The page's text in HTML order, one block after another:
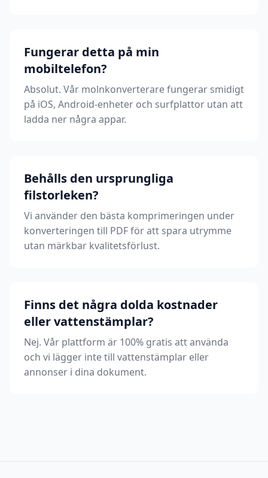
Fungerar detta på min
mobiltelefon?
Absolut. Vår molnkonverterare fungerar smidigt
på iOS, Android-enheter och surfplattor utan att
ladda ner några appar.
Behålls den ursprungliga
filstorleken?
Vi använder den bästa komprimeringen under
konverteringen till PDF för att spara utrymme
utan märkbar kvalitetsförlust.
Finns det några dolda kostnader
eller vattenstämplar?
Nej. Vår plattform är 100% gratis att använda
och vi lägger inte till vattenstämplar eller
annonser i dina dokument.